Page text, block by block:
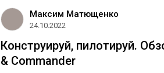
Максим Матющенко
24.10.2022
Конструируй, пилотируй.
& Commander